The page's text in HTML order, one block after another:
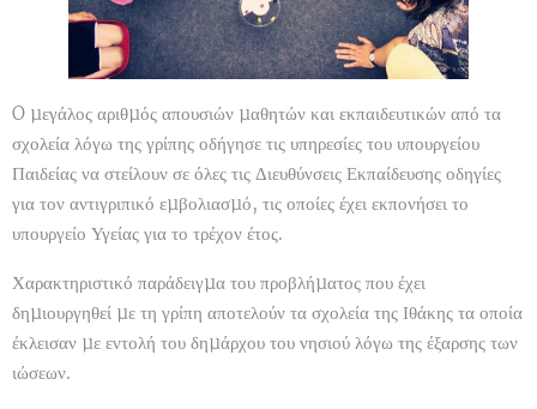
O µεγάλος αριθµός απουσιών µαθητών και εκπαιδευτικών από τα
σχολεία λόγω της γρίπης οδήγησε τις υπηρεσίες του υπουργείου
Παιδείας να στείλουν σε όλες τις Διευθύνσεις Εκπαίδευσης οδηγίες
για τον αντιγριπικό εµβολιασµό, τις οποίες έχει εκπονήσει το
υπουργείο Υγείας για το τρέχον έτος.
Χαρακτηριστικό παράδειγµα του προβλήµατος που έχει
δηµιουργηθεί µε τη γρίπη αποτελούν τα σχολεία της Ιθάκης τα οποία
έκλεισαν µε εντολή του δηµάρχου του νησιού λόγω της έξαρσης των
ιώσεων.